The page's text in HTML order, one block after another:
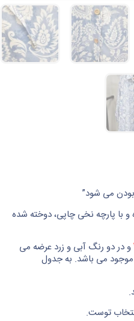
می شود”
با پارچه نخی چاپی، دوخته شده
و در دو رنگ آبی و زرد عرضه می
موجود می باشد. به جدول
توست.